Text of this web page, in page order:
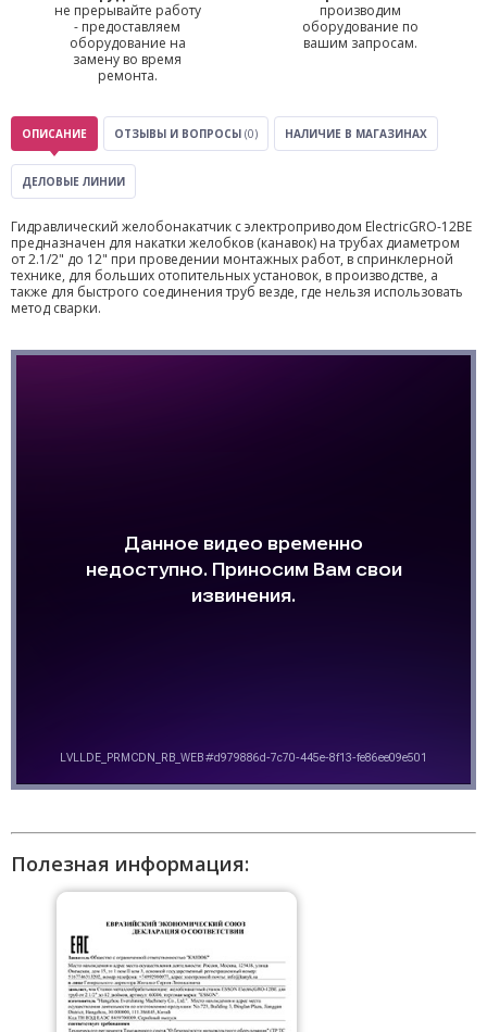
не прерывайте работу
- предоставляем
оборудование на
замену во время
ремонта.
производим
оборудование по
вашим запросам.
ОПИСАНИЕ ОТЗЫВЫ И ВОПРОСЫ (0) НАЛИЧИЕ В МАГАЗИНАХ
ДЕЛОВЫЕ ЛИНИИ
Гидравлический желобонакатчик с электроприводом ElectricGRO-12BE
предназначен для накатки желобков (канавок) на трубах диаметром
от 2.1/2" до 12" при проведении монтажных работ, в спринклерной
технике, для больших отопительных установок, в производстве, а
также для быстрого соединения труб везде, где нельзя использовать
метод сварки.
Полезная информация: